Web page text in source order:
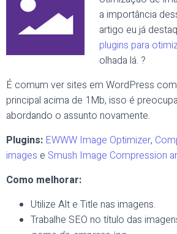
a importância
artigo eu já
plugins para
olhada lá. ?
É comum ver sites em WordPress com
principal acima de 1Mb, isso é
abordando o assunto novamente.
Plugins: EWWW Image Optimizer,
images e Smush Image Compression
Como melhorar:
Utilize Alt e Title nas imagens.
Trabalhe SEO no título das